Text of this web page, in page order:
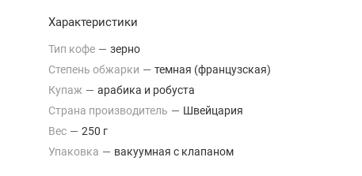
Характеристики
Тип кофе — зерно
Степень обжарки — темная (французская)
Купаж — арабика и робуста
Страна производитель — Швейцария
Вес — 250 г
Упаковка — вакуумная с клапаном